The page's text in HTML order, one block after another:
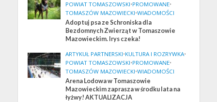
POWIAT TOMASZOWSKI•PROMOWANE•
TOMASZÓW MAZOWIECKI•WIADOMOŚCI
Adoptuj psa ze Schroniska dla
Bezdomnych Zwierząt w Tomaszowie
Mazowieckim. Irys czeka!
ARTYKUŁ PARTNERSKI•KULTURA I ROZRYWKA•
POWIAT TOMASZOWSKI•PROMOWANE•
TOMASZÓW MAZOWIECKI•WIADOMOŚCI
Arena Lodowa w Tomaszowie
Mazowieckim zaprasza w środku lata na
łyżwy! AKTUALIZACJA